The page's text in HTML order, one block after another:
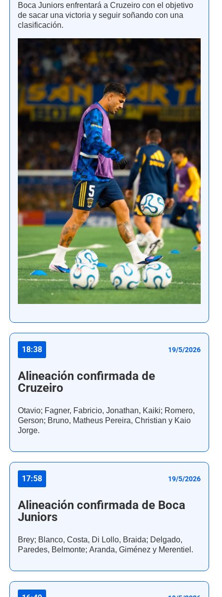
Boca Juniors enfrentará a Cruzeiro con el objetivo
de sacar una victoria y seguir soñando con una
clasificación.
18:38 19/5/2026
Alineación confirmada de
Cruzeiro
Otavio; Fagner, Fabricio, Jonathan, Kaiki; Romero,
Gerson; Bruno, Matheus Pereira, Christian y Kaio
Jorge.
17:58 19/5/2026
Alineación confirmada de Boca
Juniors
Brey; Blanco, Costa, Di Lollo, Braida; Delgado,
Paredes, Belmonte; Aranda, Giménez y Merentiel.